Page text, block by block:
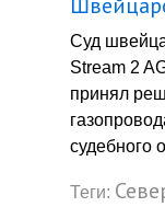
Суд
Stream 2
принял
судебного
Теги: